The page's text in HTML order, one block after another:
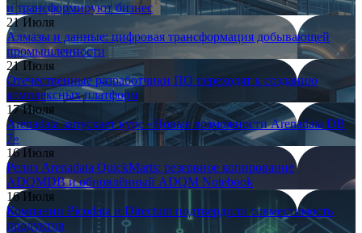
и трансформируют бизнес
21 Июля
Алмазы и данные: цифровая трансформация добывающей
промышленности
21 Июля
Отечественные разработчики ПО переходят к созданию
комплексных платформ
17 Июля
Arenadata запускает курс «Новые возможности Arenadata DB
7»
16 Июля
Релиз Arenadata QuickMarts: резервное копирование
ADQMDB и обновлённый ADQM Notebook
16 Июля
Компании Picodata и Directum подтвердили совместимость
продуктов